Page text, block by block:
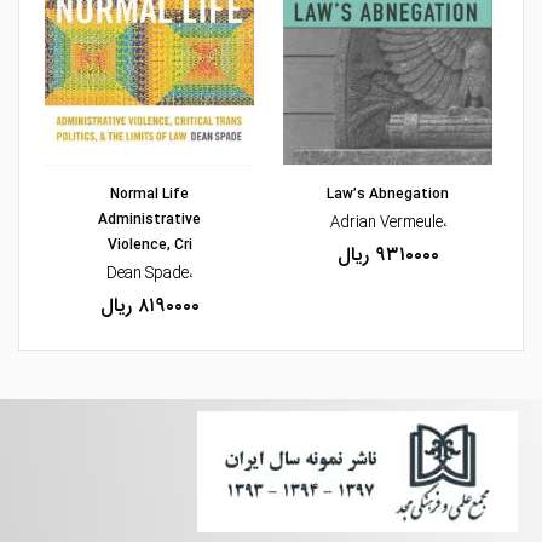
مشاهده و خرید مشاهده و خرید
Law’s Abnegation
،Adrian Vermeule
۹۳۱۰۰۰۰ ریال
Normal Life
Administrative
Violence, Cri
،Dean Spade
۸۱۹۰۰۰۰ ریال